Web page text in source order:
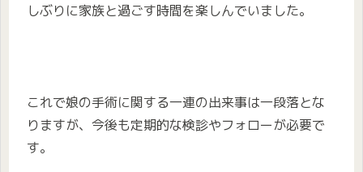
しぶりに家族と過ごす時間を楽しんでいました。
これで娘の手術に関する一連の出来事は一段落とな
りますが、今後も定期的な検診やフォローが必要で
す。